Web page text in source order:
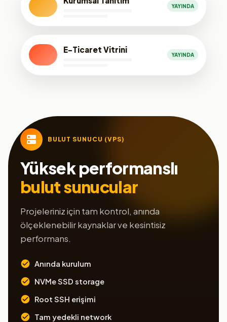
YAYINDA
E-Ticaret Vitrini
YAYINDA
BULUT SUNUCU (VPS)
Yüksek performanslı
bulut sunucular
Projeleriniz için tam kontrol, anında
ölçeklenebilir kaynaklar ve kesintisiz
performans.
Anında kurulum
NVMe SSD storage
Root SSH erişimi
Tam yedekli network